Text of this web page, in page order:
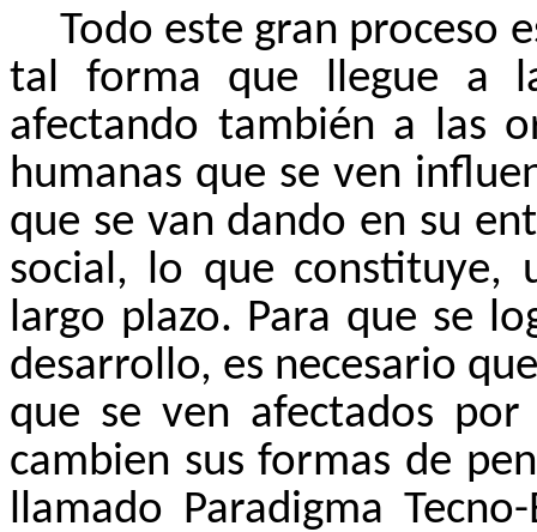
Todo este gran proceso
tal forma que llegue a
afectando también a las
humanas que se ven
que se van dando en su
social, lo que constituye,
largo plazo. Para que se
desarrollo, es necesario
que se ven afectados
cambien sus formas de
llamado Paradigma